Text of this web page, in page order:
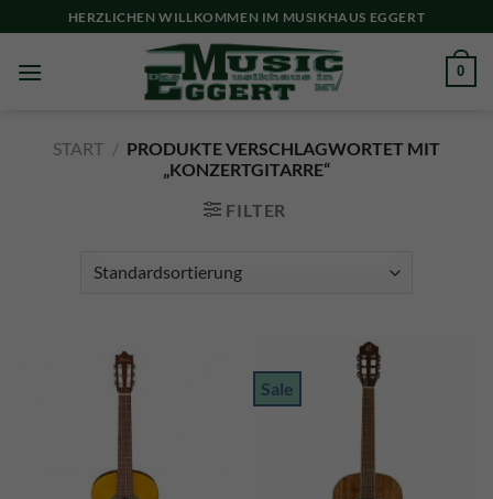
to
content
HERZLICHEN WILLKOMMEN IM MUSIKHAUS EGGERT
0
START / PRODUKTE VERSCHLAGWORTET MIT
„KONZERTGITARRE“
FILTER
Sale